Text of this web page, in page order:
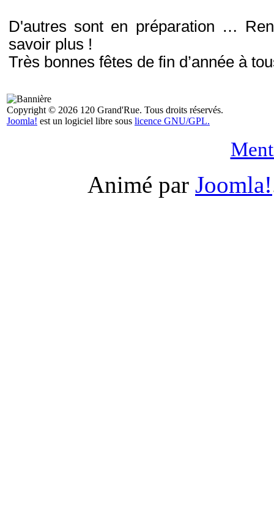
D'autres sont en préparation …
savoir plus !
Très bonnes fêtes de fin d’année à
Copyright © 2026 120 Grand'Rue. Tous droits réservés.
Joomla! est un logiciel libre sous licence GNU/GPL.
Animé par Joomla!